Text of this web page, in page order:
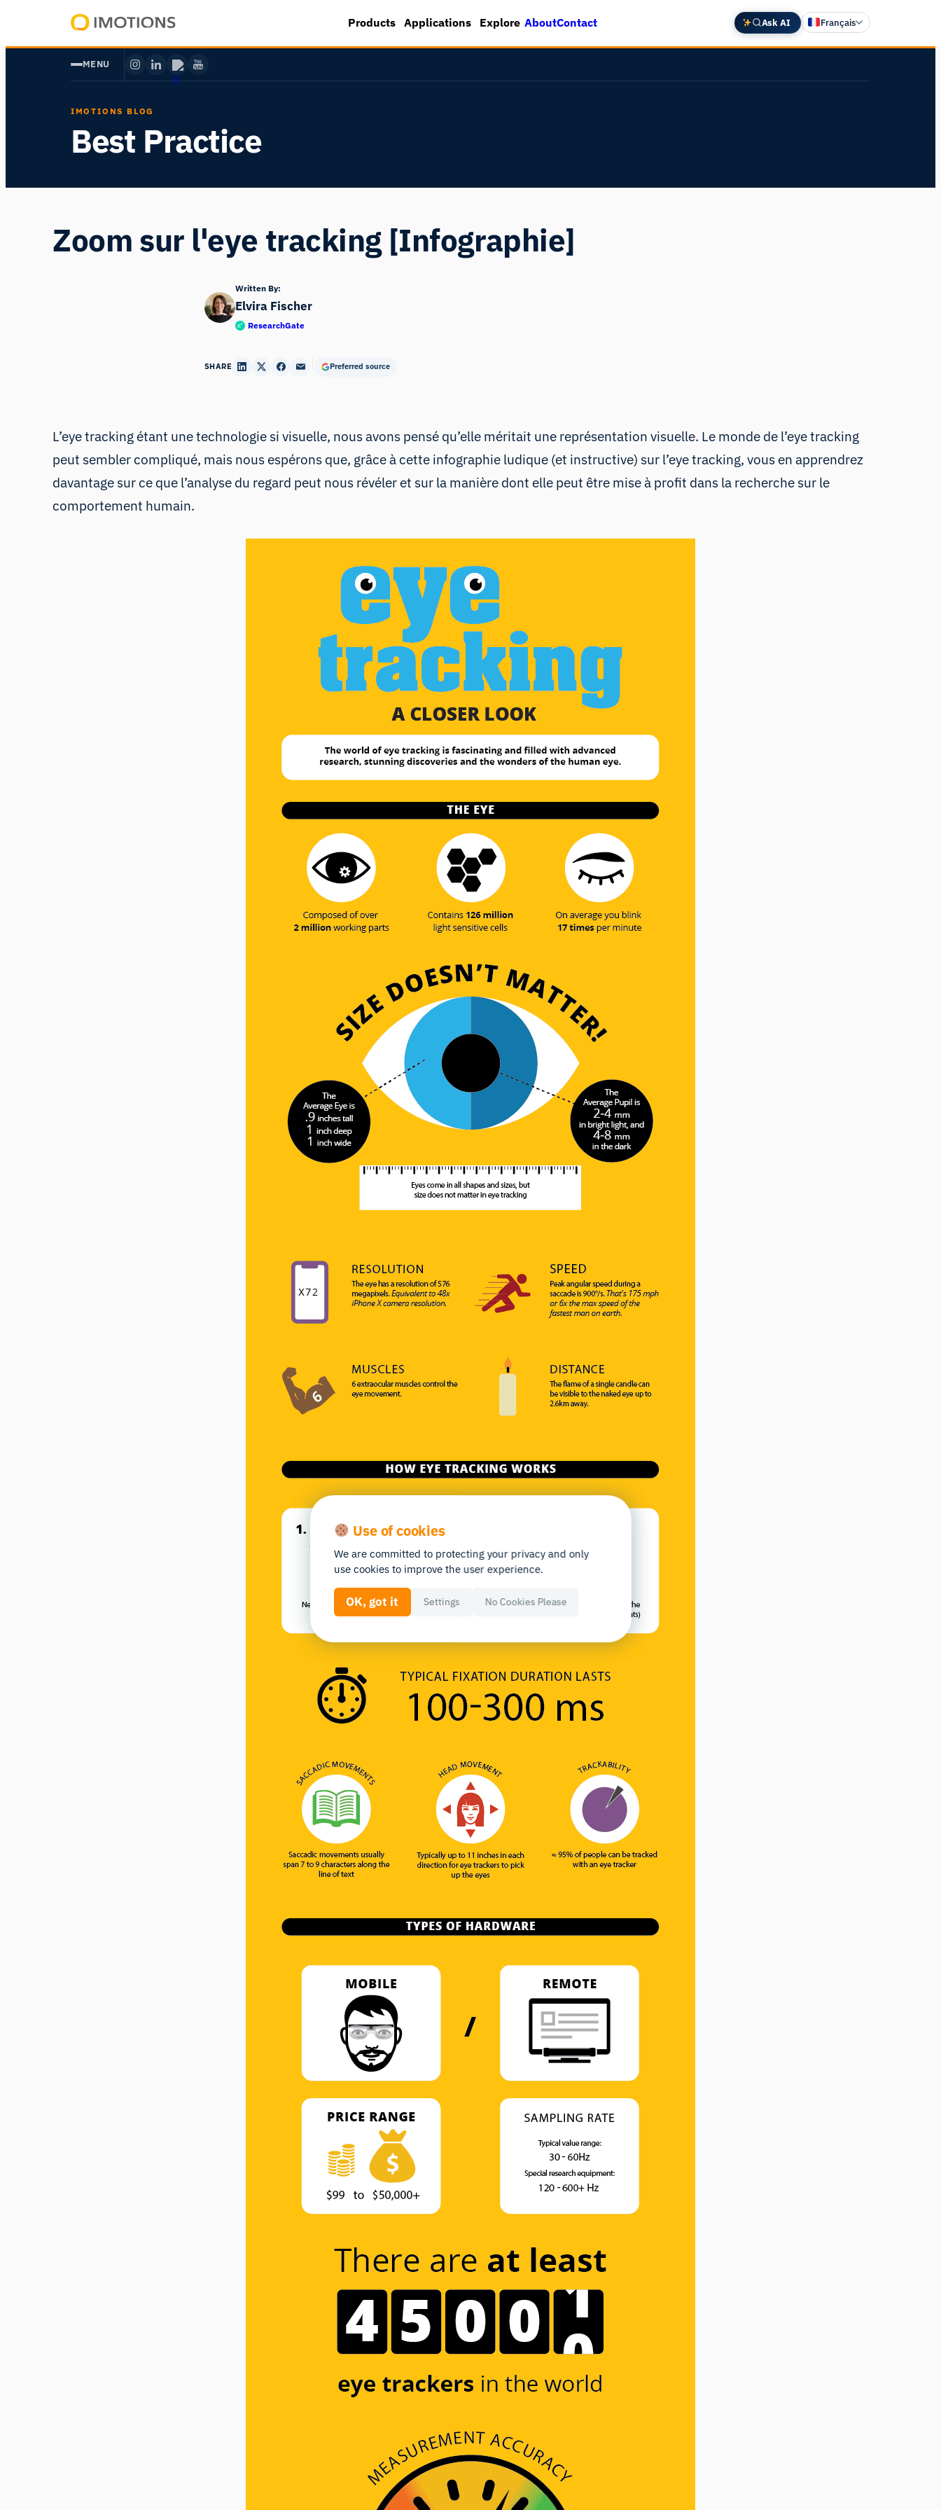
contenu
Human
Products Applications Explore AboutContact Ask AI Français
English
MENU
IMOTIONS BLOG
Best Practice
Zoom sur l'eye tracking [Infographie]
Written By:
Elvira Fischer
ResearchGate
SHARE Preferred source
L’eye tracking étant une technologie si visuelle, nous avons pensé qu’elle méritait une représentation visuelle. Le monde de l’eye tracking
peut sembler compliqué, mais nous espérons que, grâce à cette infographie ludique (et instructive) sur l’eye tracking, vous en apprendrez
davantage sur ce que l’analyse du regard peut nous révéler et sur la manière dont elle peut être mise à profit dans la recherche sur le
comportement humain.
Use of cookies
We are committed to protecting your privacy and only
use cookies to improve the user experience.
OK, got it Settings No Cookies Please